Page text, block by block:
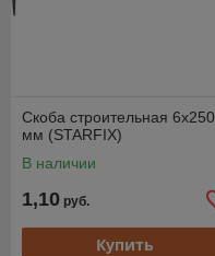
Скоба строительная 6х250
мм (STARFIX)
В наличии
1,10 руб.
Купить